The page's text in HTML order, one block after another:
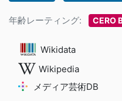
年齢レーティング: CERO
Wikidata
Wikipedia
メディア芸術DB